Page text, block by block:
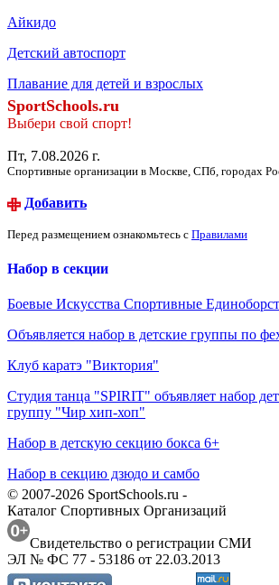
Айкидо
Детский автоспорт
Плавание для детей и взрослых
SportSchools.ru
Выбери свой спорт!
Пт, 7.08.2026 г.
Спортивные организации в Москве, СПб, городах
Добавить
Перед размещением ознакомьтесь с Правилами
Набор в секции
Боевые Искусства Спортивные
Объявляется набор в детские группы по
Клуб каратэ "Виктория"
Студия танца "SPIRIT" объявляет набор
группу "Чир хип-хоп"
Набор в детскую секцию бокса 6+
Набор в секцию дзюдо и самбо
© 2007-2026 SportSchools.ru -
Каталог Спортивных Организаций
Свидетельство о регистрации СМИ
ЭЛ № ФС 77 - 53186 от 22.03.2013